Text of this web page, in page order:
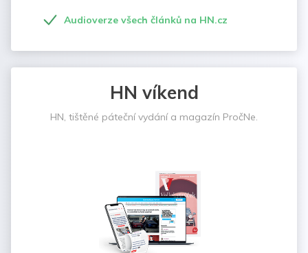
Audioverze všech článků na HN.cz
HN víkend
HN, tištěné páteční vydání a magazín PročNe.